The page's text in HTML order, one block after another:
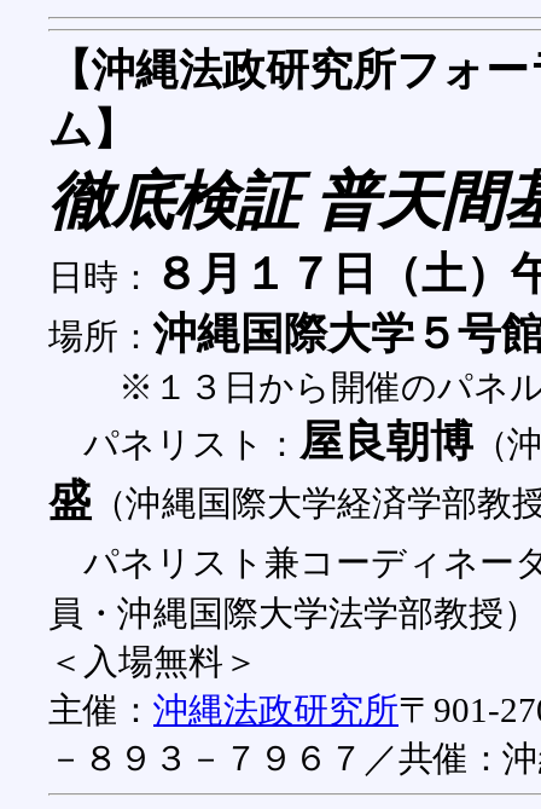
【沖縄法政研究所フォ
ム】
徹底検証 普天間
日時： ８月１７日（土）
場所：沖縄国際大学５号
※１３日から開催のパネル
パネリスト： 屋良朝博 （
盛 （沖縄国際大学経済学部教
パネリスト兼コーディネー
員・沖縄国際大学法学部教授）
＜入場無料＞
主催： 沖縄法政研究所〒901-
－８９３－７９６７／共催：